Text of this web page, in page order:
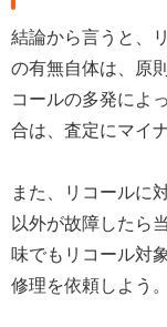
結論から言うと、
の有無自体は、原
コールの多発によ
合は、査定にマイ
また、リコールに
以外が故障したら
味でもリコール対
修理を依頼しよう。